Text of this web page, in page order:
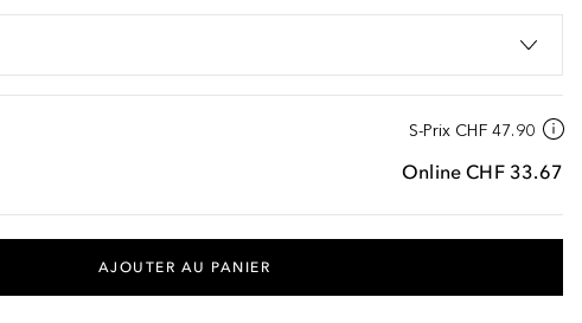
S-Prix CHF 47.90
Online CHF 33.67
AJOUTER AU PANIER